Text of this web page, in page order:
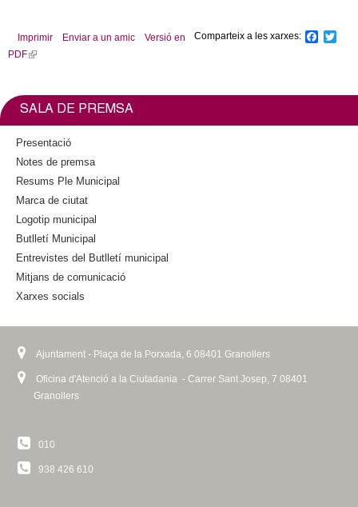
Comparteix a les xarxes:
k
Imprimir Enviar a un amic
Versió en
PDF(
n
i
t
e
r
n
a
SALA DE PREMSA
Presentació
Notes de premsa
Resums Ple Municipal
Marca de ciutat
Logotip municipal
Butlletí Municipal
Entrevistes del Butlletí municipal
Mitjans de comunicació
Xarxes socials
Ajuntament - Plaça de la Porxada, 6 08401 Granollers
Oficina d'Atenció a la Ciutadania - Carrer Sant Josep, 7 08401
Granollers
010
938 426 610